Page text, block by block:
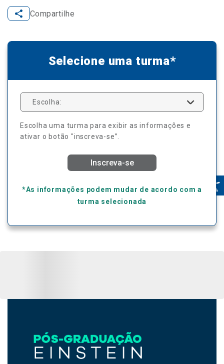
Compartilhe
Selecione uma turma*
Escolha:
Escolha uma turma para exibir as informações e
ativar o botão "inscreva-se”.
Inscreva-se
*As informações podem mudar de acordo com a
turma selecionada